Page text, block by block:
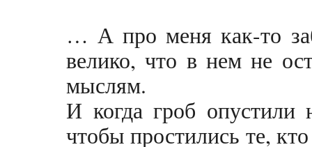
… А про меня как-то
велико, что в нем не
мыслям.
И когда гроб опустили
чтобы простились те,